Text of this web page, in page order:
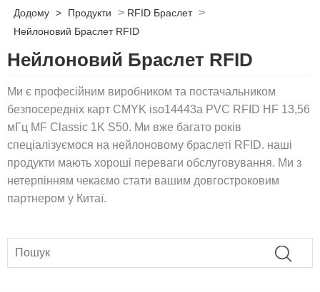
Додому > Продукти > RFID Браслет >
Нейлоновий Браслет RFID
Нейлоновий Браслет RFID
Ми є професійним виробником та постачальником
безпосередніх карт CMYK iso14443a PVC RFID HF 13,56
мГц MF Classic 1K S50. Ми вже багато років
спеціалізуємося на нейлоновому браслеті RFID. наші
продукти мають хороші переваги обслуговування. Ми з
нетерпінням чекаємо стати вашим довгостроковим
партнером у Китаї.